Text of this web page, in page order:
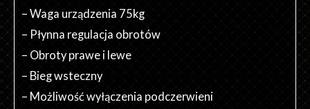
– Waga urządzenia 75kg
– Płynna regulacja obrotów
– Obroty prawe i lewe
– Bieg wsteczny
– Możliwość wyłączenia podczerwieni